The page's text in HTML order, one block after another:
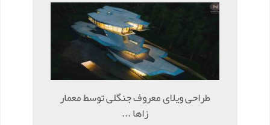
طراحی ویلای معروف جنگلی توسط معمار
زاها ...